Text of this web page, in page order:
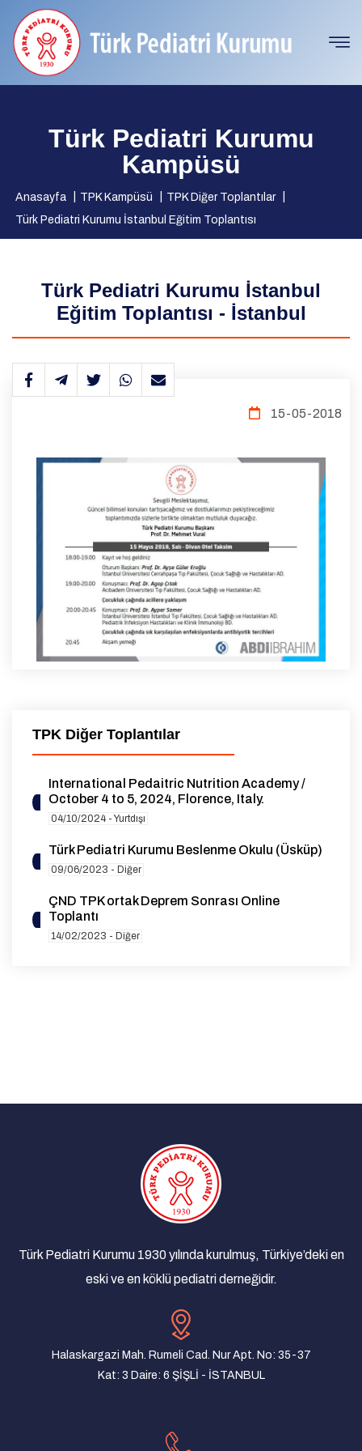
Türk Pediatri Kurumu
Kampüsü
Anasayfa TPK Kampüsü
TPK Diğer Toplantılar
Türk Pediatri Kurumu İstanbul Eğitim Toplantısı
Türk Pediatri Kurumu İstanbul
Eğitim Toplantısı - İstanbul
TPK Diğer Toplantılar
International Pedaitric Nutrition Academy /
October 4 to 5, 2024, Florence, Italy.
04/10/2024 - Yurtdışı
Türk Pediatri Kurumu Beslenme Okulu (Üsküp)
09/06/2023 - Diğer
ÇND TPK ortak Deprem Sonrası Online
Toplantı
14/02/2023 - Diğer
17/11/2019 - Manisa
Türk Pediatri Kurumu Anadolu Toplantıları
21/12/2018 - Antalya
10/12/2018 - Şanlıurfa
Türk Pediatri Kurumu Anadolu Toplantıları
Türk Pediatri Kurumu Anadolu Toplantıları
04/12/2018 - Trabzon
Türk Pediatri Kurumu Anadolu Toplantıları
15-05-2018
Türk Pediatri Kurumu 1930 yılında kurulmuş, Türkiye’deki en
eski ve en köklü pediatri derneğidir.
Halaskargazi Mah. Rumeli Cad. Nur Apt. No: 35-37
Kat: 3 Daire: 6 ŞİŞLİ - İSTANBUL